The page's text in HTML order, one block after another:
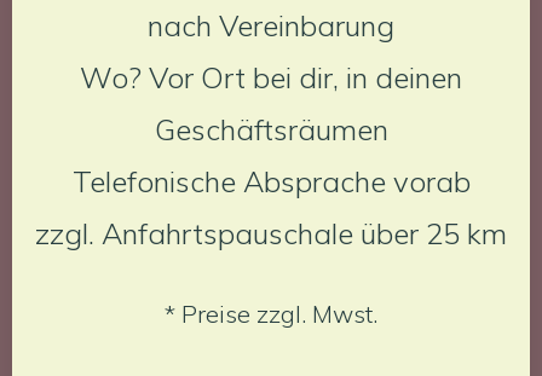
nach Vereinbarung
Wo? Vor Ort bei dir, in deinen
Geschäftsräumen
Telefonische Absprache vorab
zzgl. Anfahrtspauschale über 25 km
* Preise zzgl. Mwst.